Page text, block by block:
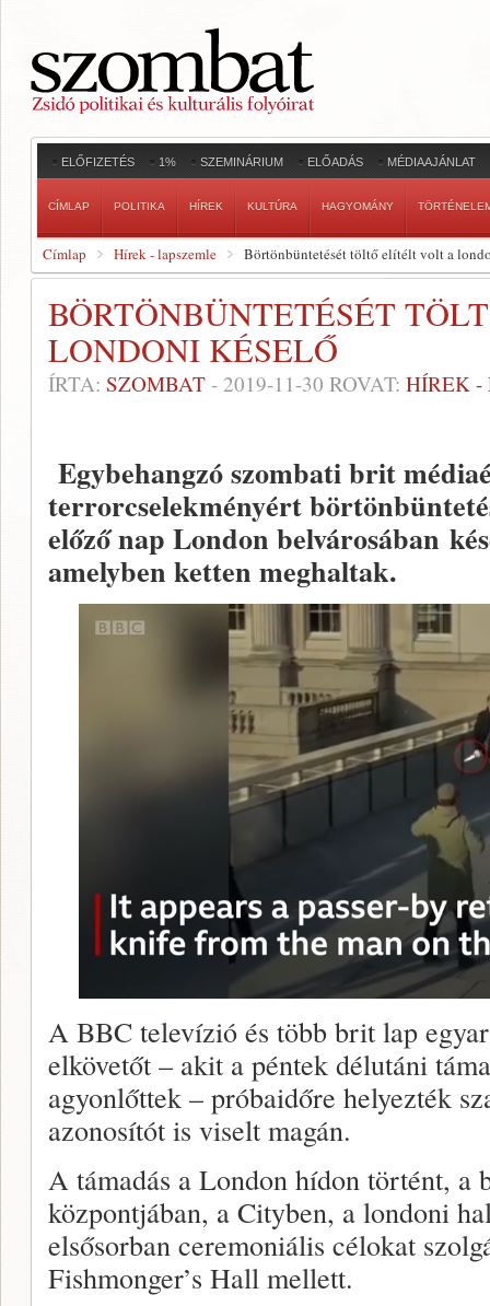
ELŐFIZETÉS 1% SZEMINÁRIUM ELŐADÁS MÉDIAAJÁNLAT
CÍMLAP POLITIKA HÍREK KULTÚRA HAGYOMÁNY
Címlap Hírek - lapszemle Börtönbüntetését töltő elítélt volt a
BÖRTÖNBÜNTETÉSÉT
LONDONI KÉSELŐ
ÍRTA: SZOMBAT - 2019-11-30 ROVAT: HÍREK -
Egybehangzó szombati brit
terrorcselekményért
előző nap London belvárosában
amelyben ketten meghaltak.
A BBC televízió és több brit lap
elkövetőt – akit a péntek délutáni
agyonlőttek – próbaidőre helyezték
azonosítót is viselt magán.
A támadás a London hídon történt, a
központjában, a Cityben, a londoni
elsősorban ceremoniális célokat
Fishmonger’s Hall mellett.